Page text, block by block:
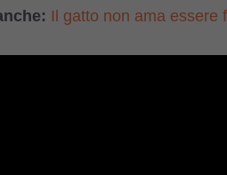
Il gatto non ama essere